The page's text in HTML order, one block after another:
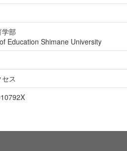
部
Education Shimane University
ス